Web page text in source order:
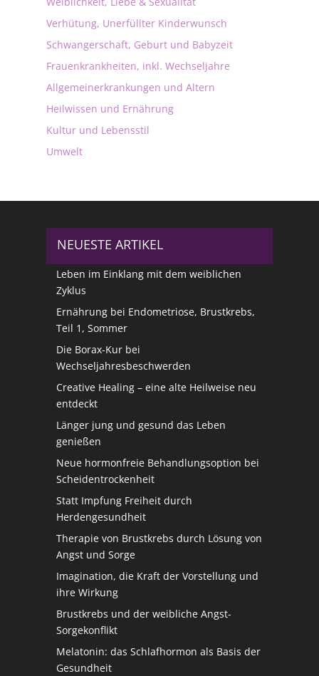
Verhütung, Unerfüllter Kinderwunsch
Schwangerschaft, Geburt und Babyzeit
Frauenkrankheiten, inkl. Wechseljahre
Allgemeinerkrankungen und Altern
Heilwissen und Ernährung
Kultur und Lebensstil
Umwelt
NEUESTE ARTIKEL
Leben im Einklang mit dem weiblichen
Zyklus
Ernährung bei Endometriose, Brustkrebs,
Teil 1, Sommer
Die Borax-Kur bei
Wechseljahresbeschwerden
Creative Healing – eine alte Heilweise neu
entdeckt
Länger jung und gesund das Leben
genießen
Neue hormonfreie Behandlungsoption bei
Scheidentrockenheit
Statt Impfung Freiheit durch
Herdengesundheit
Therapie von Brustkrebs durch Lösung von
Angst und Sorge
Imagination, die Kraft der Vorstellung und
ihre Wirkung
Brustkrebs und der weibliche Angst-
Sorgekonflikt
Melatonin: das Schlafhormon als Basis der
Gesundheit